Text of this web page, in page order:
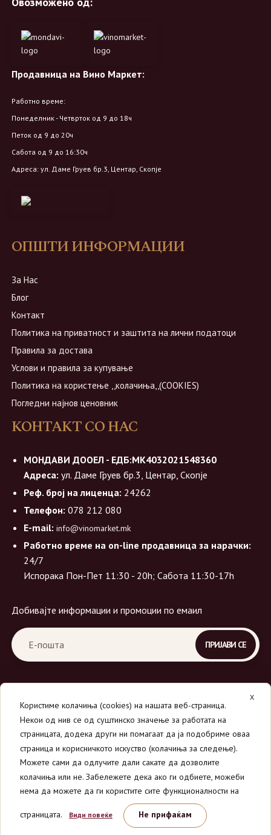
Продавница на Вино Маркет:
Работно време:
Понеделник - Четврток од 9 до 18ч
Петок од 9 до 20ч
Сабота од 9 до 16:30ч
Адреса: ул. Даме Груев бр.3, Центар, Скопје
ОПШТИ ИНФОРМАЦИИ
За Нас
Блог
Контакт
Политика на приватност и заштита на лични податоци
Правила за достава
Услови и правила за купување
Политика на користење ,,колачиња,,(COOKIES)
Погледни најнов ценовник
КОНТАКТ СО НАС
МОНДАВИ ДООЕЛ - ЕДБ:МК4032021548360
Адреса: ул. Даме Груев бр.3, Центар, Скопје
Реф. број на лиценца: 24262
Телефон: 078 212 080
E-mail: info@vinomarket.mk
Работно време на on-line продавница за нарачки:
24/7
Испорака Пон-Пет 11:30 - 20h; Сабота 11:30-17h
Добивајте информации и промоции по емаил
© 2026Вино Маркет - МОНДАВИ ДООЕЛ.
Сите права се задржани.
X
Користиме колачиња (cookies) на нашата веб-страница.
Некои од нив се од суштинско значење за работата на
страницата, додека други ни помагаат да ја подобриме оваа
страница и корисничкото искуство (колачиња за следење).
Можете сами да одлучите дали сакате да дозволите
колачиња или не. Забележете дека ако ги одбиете, можеби
нема да можете да ги користите сите функционалности на
страницата. Види повеќе Не прифаќам